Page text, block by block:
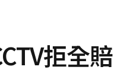
拒全賠